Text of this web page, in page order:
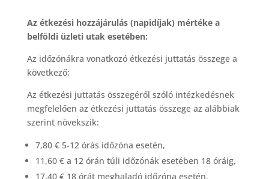
Az étkezési hozzájárulás (napidíjak) mértéke a
belföldi üzleti utak esetében:
Az időzónákra vonatkozó étkezési juttatás összege a
következő:
Az étkezési juttatás összegéről szóló intézkedésnek
megfelelően az étkezési juttatás összege az alábbiak
szerint növekszik:
7,80 € 5-12 órás időzóna esetén,
11,60 € a 12 órán túli időzónák esetében 18 óráig,
17,40 € 18 órát meghaladó időzóna esetén.